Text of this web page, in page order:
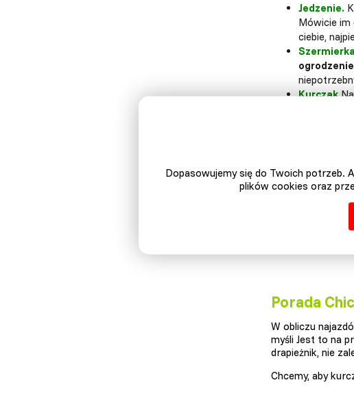
Jedzenie.
Mówicie im
ciebie,
Szermierka
Kurczak
Porada
W obliczu
myśli Jest to na
drapieżnik, nie
Chcemy, aby
Dopasowujemy się do Twoich potrzeb.
plików cookies oraz